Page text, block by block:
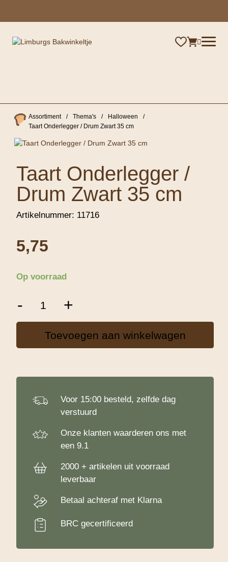
Assortiment / Thema's / Halloween
/
Taart Onderlegger / Drum Zwart 35 cm
Taart Onderlegger /
Drum Zwart 35 cm
Artikelnummer: 11716
5,75
Op voorraad
-Onderlegger
Drum
35
+
Toevoegen aan winkelwagen
Voor 15:00 besteld, zelfde dag
verstuurd
Onze klanten waarderen ons met
een 9.1
2000 + artikelen uit voorraad
leverbaar
Betaal achteraf met Klarna
BRC gecertificeerd